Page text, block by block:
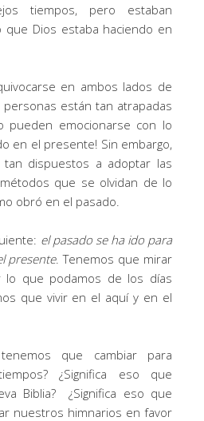
tiempos, pero estaban
que Dios estaba haciendo en
en ambos lados de
personas están tan atrapadas
pueden emocionarse con lo
en el presente! Sin embargo,
dispuestos a adoptar las
que se olvidan de lo
obró en el pasado.
el pasado se ha ido para
presente. Tenemos que mirar
lo que podamos de los días
que vivir en el aquí y en el
que cambiar para
¿Significa eso que
Biblia? ¿Significa eso que
nuestros himnarios en favor